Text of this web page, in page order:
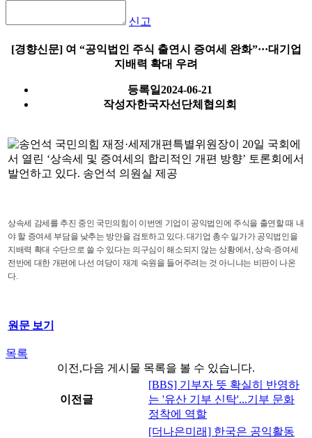
신고
[경향신문] 여 “공익법인 주식 출연시 증여세 완화”···대기업
지배력 확대 우려
등록일2024-06-21
작성자한국자선단체협의회
상속세 감세를 추진 중인 국민의힘이 이번엔 기업이 공익법인에 주식을 출연할 때 내
야 할 증여세 부담을 낮추는 방안을 검토하고 있다. 대기업 총수 일가가 공익법인을
지배력 확대 수단으로 쓸 수 있다는 의구심이 해소되지 않는 상황에서, 상속·증여세
전반에 대한 개편에 나선 여당이 재계 숙원을 들어주려는 것 아니냐는 비판이 나온
다.
원문 보기
목록
이전,다음 게시물 목록을 볼 수 있습니다.
이전글
[BBS] 기부자 뜻 확실히 반영하
는 '유산 기부 신탁'...기부 문화
정착에 역할
[더나은미래] 한국은 공익활동